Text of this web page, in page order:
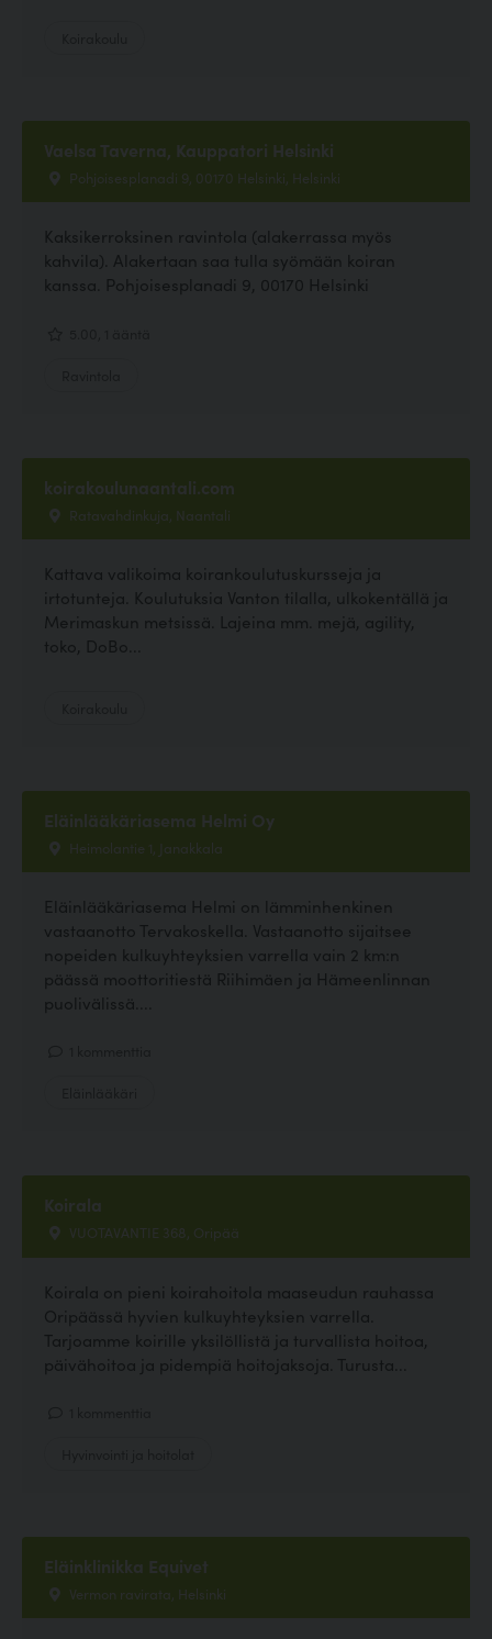
Vaelsa Taverna, Kauppatori Helsinki
Pohjoisesplanadi 9, 00170 Helsinki, Helsinki
Kaksikerroksinen ravintola (alakerrassa myös
kahvila). Alakertaan saa tulla syömään koiran
kanssa. Pohjoisesplanadi 9, 00170 Helsinki
koirakoulunaantali.com
Ratavahdinkuja, Naantali
Kattava valikoima koirankoulutuskursseja ja
irtotunteja. Koulutuksia Vanton tilalla, ulkokentällä ja
Merimaskun metsissä. Lajeina mm. mejä, agility,
toko, DoBo...
Eläinlääkäriasema Helmi Oy
Heimolantie 1, Janakkala
Eläinlääkäriasema Helmi on lämminhenkinen
vastaanotto Tervakoskella. Vastaanotto sijaitsee
nopeiden kulkuyhteyksien varrella vain 2 km:n
päässä moottoritiestä Riihimäen ja Hämeenlinnan
puolivälissä....
Koirala
VUOTAVANTIE 368, Oripää
Koirala on pieni koirahoitola maaseudun rauhassa
Oripäässä hyvien kulkuyhteyksien varrella.
Tarjoamme koirille yksilöllistä ja turvallista hoitoa,
päivähoitoa ja pidempiä hoitojaksoja. Turusta...
Eläinklinikka Equivet
Vermon ravirata, Helsinki